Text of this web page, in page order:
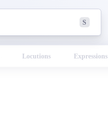
S
Locutions Expressions